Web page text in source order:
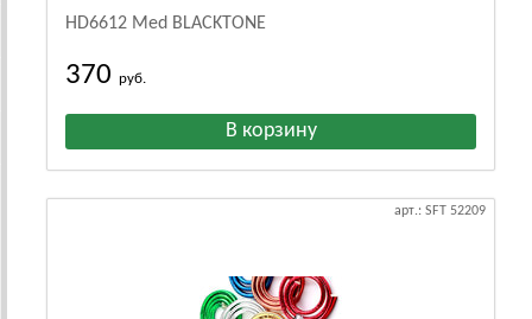
HD6612 Med BLACKTONE
370 руб.
арт.: SFT 52209